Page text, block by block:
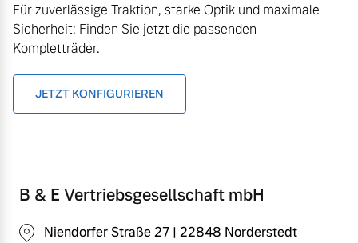
Für zuverlässige Traktion, starke Optik und maximale
Sicherheit: Finden Sie jetzt die passenden
Kompletträder.
JETZT KONFIGURIEREN
B & E Vertriebsgesellschaft mbH
Niendorfer Straße 27 | 22848 Norderstedt